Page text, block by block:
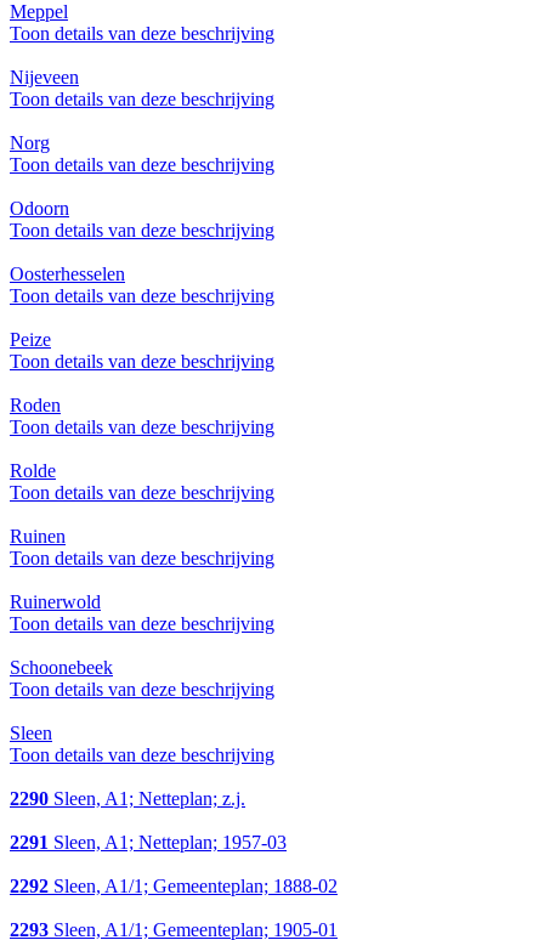
Meppel
Toon details van deze beschrijving
Nijeveen
Toon details van deze beschrijving
Norg
Toon details van deze beschrijving
Odoorn
Toon details van deze beschrijving
Oosterhesselen
Toon details van deze beschrijving
Peize
Toon details van deze beschrijving
Roden
Toon details van deze beschrijving
Rolde
Toon details van deze beschrijving
Ruinen
Toon details van deze beschrijving
Ruinerwold
Toon details van deze beschrijving
Schoonebeek
Toon details van deze beschrijving
Sleen
Toon details van deze beschrijving
2290 Sleen, A1; Netteplan; z.j.
2291 Sleen, A1; Netteplan; 1957-03
2292 Sleen, A1/1; Gemeenteplan; 1888-02
2293 Sleen, A1/1; Gemeenteplan; 1905-01